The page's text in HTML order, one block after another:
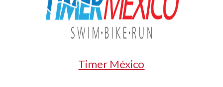
Timer México